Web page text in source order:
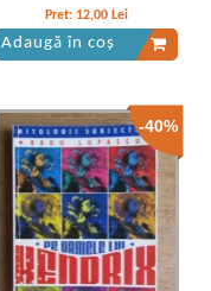
Pret: 12,00 Lei
Adaugă în coș
-40%